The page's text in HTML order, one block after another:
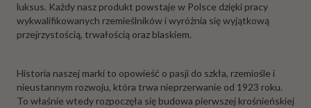
luksus. Każdy nasz produkt powstaje w Polsce dzięki pracy
wykwalifikowanych rzemieślników i wyróżnia się wyjątkową
przejrzystością, trwałością oraz blaskiem.
Historia naszej marki to opowieść o pasji do szkła, rzemiośle i
nieustannym rozwoju, która trwa nieprzerwanie od 1923 roku.
To właśnie wtedy rozpoczęła się budowa pierwszej krośnieńskiej